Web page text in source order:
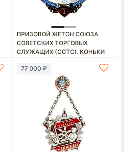
ПРИЗОВОЙ ЖЕТОН СОЮЗА
СОВЕТСКИХ ТОРГОВЫХ
СЛУЖАЩИХ (ССТС). КОНЬКИ
77 000 ₽